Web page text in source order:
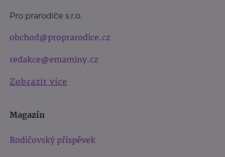
Pro prarodiče s.r.o.
obchod@proprarodice.cz
redakce@emaminy.cz
Zobrazit více
Magazín
Rodičovský příspěvek